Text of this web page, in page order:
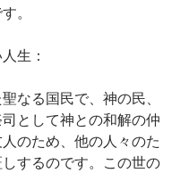
。
生：
なる国民で、神の民、
として神との和解の仲
のため、他の人々のた
するのです。この世の